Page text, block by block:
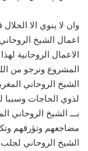
وان لا ينوي الا
اعمال الشيخ
الاعمال الروحانية
المشروع ونرجو من
الشيخ الروحاني
لذوي الحاجات وسببا
بـــ الشيخ
مضاجعهم وتؤرقهم
الشيخ الروحاني